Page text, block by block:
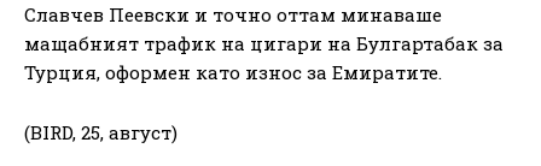
Славчев Пеевски и точно оттам минаваше
мащабният трафик на цигари на Булгартабак за
Турция, оформен като износ за Емиратите.
(BIRD, 25, август)